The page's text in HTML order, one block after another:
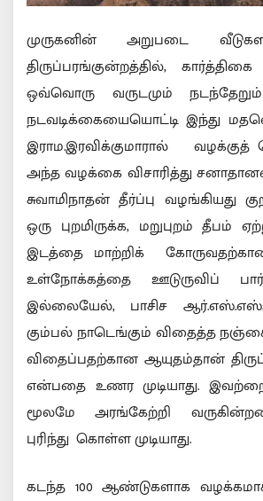
முருகனின் அறுபடை
திருப்பரங்குன்றத்தில்,
ஒவ்வொரு வருடமும்
நடவடிக்கையையொட்டி இந்து
இராம.இரவிக்குமாரால் வழக்குத்
அந்த வழக்கை விசாரித்து
சுவாமிநாதன் தீர்ப்பு வழங்கியது
ஒரு புறமிருக்க, மறுபுறம் தீபம்
இடத்தை மாற்றிக்
உள்நோக்கத்தை ஊடுருவிப்
இல்லையேல், பாசிச
கும்பல் நாடெங்கும் விதைத்த நஞ்சை
விதைப்பதற்கான ஆயுதம்தான்
என்பதை உணர முடியாது.
மூலமே அரங்கேற்றி
புரிந்து கொள்ள முடியாது.
கடந்த 100 ஆண்டுகளாக